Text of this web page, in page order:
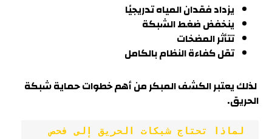
يزداد فقدان المياه تدريجيًا
ينخفض ضغط الشبكة
تتأثر المضخات
تقل كفاءة النظام بالكامل
لذلك يعتبر الكشف المبكر من أهم خطوات حماية شبكة
الحريق.
لماذا تحتاج شبكات الحريق إلى فحص